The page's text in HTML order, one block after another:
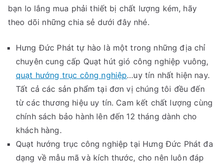
bạn lo lắng mua phải thiết bị chất lượng kém, hãy
theo dõi những chia sẻ dưới đây nhé.
Hưng Đức Phát tự hào là một trong những địa chỉ
chuyên cung cấp Quạt hút gió công nghiệp vuông,
quạt hướng trục công nghiệp…uy tín nhất hiện nay.
Tất cả các sản phẩm tại đơn vị chúng tôi đều đến
từ các thương hiệu uy tín. Cam kết chất lượng cùng
chính sách bảo hành lên đến 12 tháng dành cho
khách hàng.
Quạt hướng trục công nghiệp tại Hưng Đức Phát đa
dạng về mẫu mã và kích thước, cho nên luôn đáp